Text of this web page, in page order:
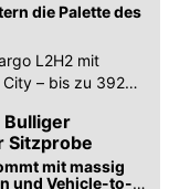
die Palette des
L2H2 mit
– bis zu 392
Bulliger
Sitzprobe
mit massig
und Vehicle-to-